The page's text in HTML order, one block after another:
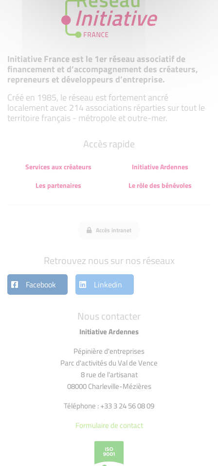
Initiative France est le 1er réseau associatif de
financement et d’accompagnement des créateurs,
repreneurs et développeurs d’entreprise.
Créé en 1985, le réseau est fortement ancré
localement avec 214 associations réparties sur tout le
territoire français - métropole et outre-mer.
Nous contacter
Initiative Ardennes
Pépinière d'entreprises
Parc d'activités du Val de Vence
8 rue de l'artisanat
08000 Charleville-Mézières
Téléphone : +33 3 24 56 08 09
Formulaire de contact
Accès rapide
Services aux créateurs
Initiative Ardennes
Les partenaires
Le rôle des bénévoles
Accès intranet
Retrouvez nous sur nos réseaux
Facebook Linkedin